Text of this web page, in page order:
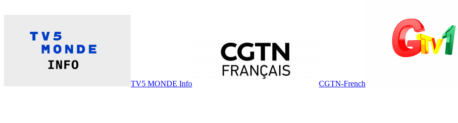
TV5 MONDE Info CGTN-French